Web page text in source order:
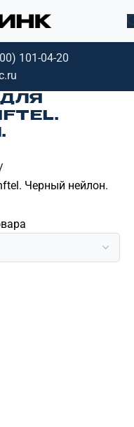
101-04-20
ДЛЯ
Черный нейлон.